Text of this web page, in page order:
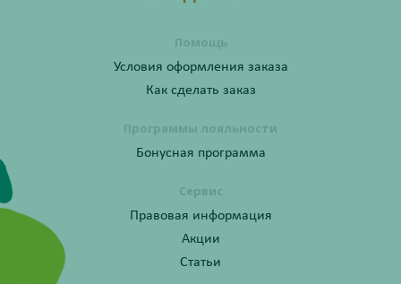
Помощь
Условия оформления заказа
Как сделать заказ
Программы лояльности
Бонусная программа
Сервис
Правовая информация
Акции
Статьи